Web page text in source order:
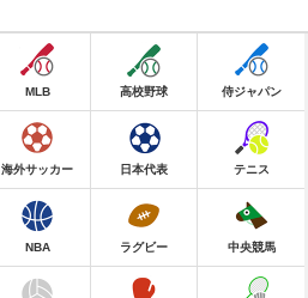
MLB 高校野球 侍ジャパン
海外サッカー 日本代表 テニス
NBA ラグビー 中央競馬